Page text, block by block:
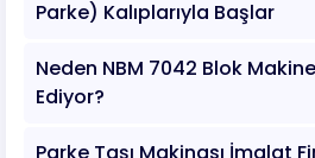
Parke) Kalıplarıyla Başlar
Neden NBM 7042 Blok
Ediyor?